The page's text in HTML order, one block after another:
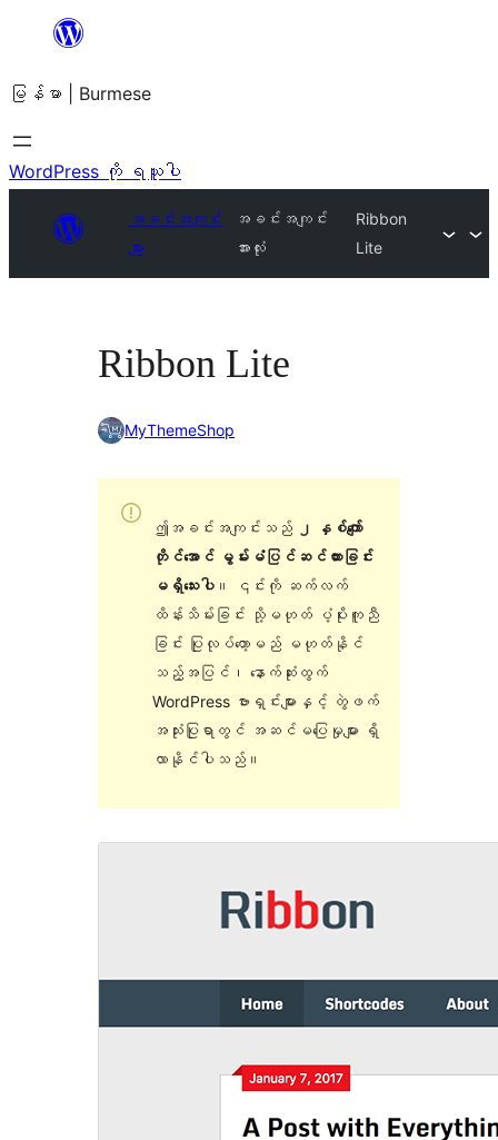
အကြောင်းအရာ
ကျော်သွား
ရန်
မြန်မာ | Burmese
WordPress ကို ရယူပါ
အခင်းအကျင်း
များ
အခင်းအကျင်း
အားလုံး
Ribbon
Lite
Ribbon Lite
MyThemeShop
ဤအခင်းအကျင်းသည်
၂ နှစ်ကျော်
တိုင်အောင် မွမ်းမံပြင်ဆင်ထားခြင်း
မရှိသေးပါ။ ၎င်းကို ဆက်လက်
ထိန်းသိမ်းခြင်း သို့မဟုတ် ပံ့ပိုးကူညီ
ခြင်း ပြုလုပ်တော့မည် မဟုတ်နိုင်
သည့်အပြင်၊ နောက်ဆုံးထွက်
WordPress ဗားရှင်းများနှင့် တွဲဖက်
အသုံးပြုရာတွင် အဆင်မပြေမှုများ ရှိ
လာနိုင်ပါသည်။